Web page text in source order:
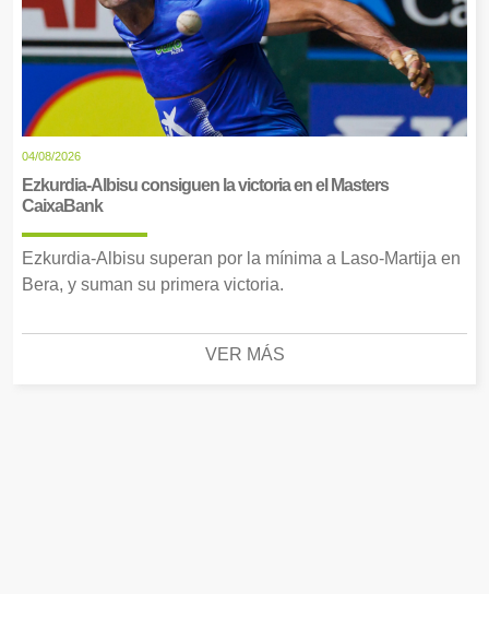
04/08/2026
Ezkurdia-Albisu consiguen la victoria en el Masters
CaixaBank
Ezkurdia-Albisu superan por la mínima a Laso-Martija en
Bera, y suman su primera victoria.
VER MÁS